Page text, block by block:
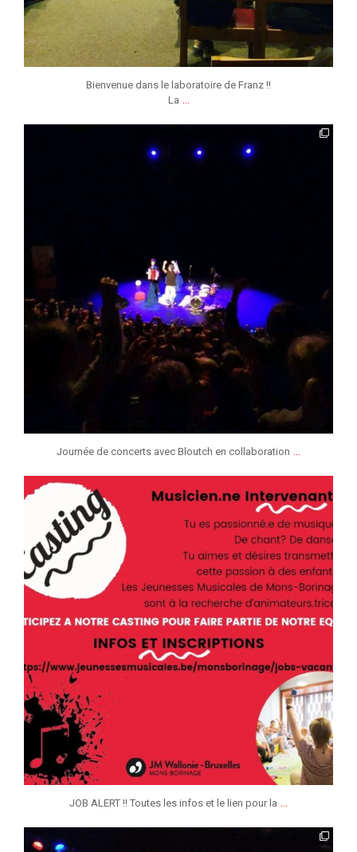
Bienvenue dans le laboratoire de Franz !!
La ...
Fév 7
Journée de concerts avec Bloutch en collaboration ...
jmmonsborinage
Fév 6
JOB ALERT !! Toutes les infos et le lien pour la ...